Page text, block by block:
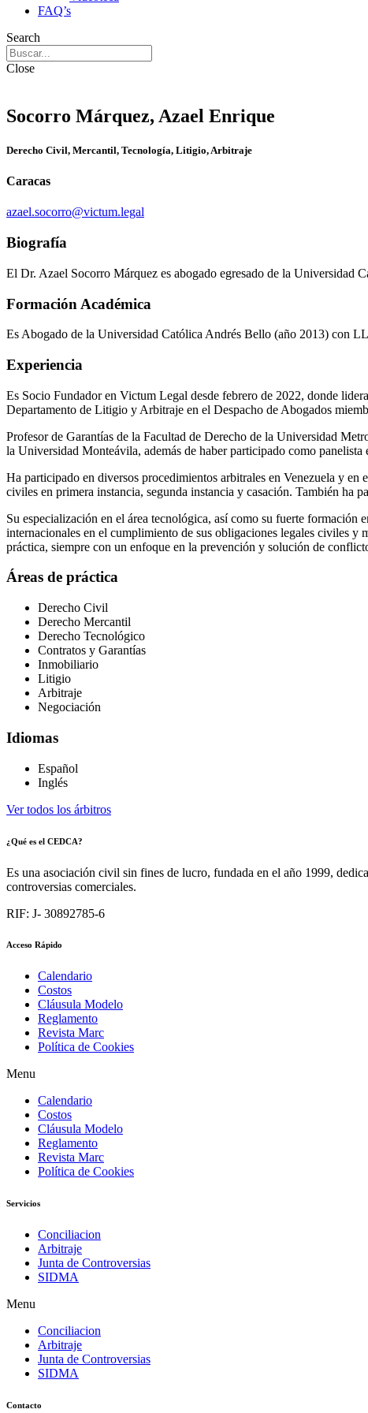
FAQ’s
Search
Close
Socorro Márquez, Azael Enrique
Derecho Civil, Mercantil, Tecnología, Litigio, Arbitraje
Caracas
azael.socorro@victum.legal
Biografía
El Dr. Azael Socorro Márquez es abogado egresado de la
Formación Académica
Es Abogado de la Universidad Católica Andrés Bello (año 2013) con
Experiencia
Es Socio Fundador en Victum Legal desde febrero de 2022, donde
Departamento de Litigio y Arbitraje en el Despacho de Abogados
Profesor de Garantías de la Facultad de Derecho de la Universidad
la Universidad Monteávila, además de haber participado como
Ha participado en diversos procedimientos arbitrales en Venezuela y
civiles en primera instancia, segunda instancia y casación. También ha
Su especialización en el área tecnológica, así como su fuerte
internacionales en el cumplimiento de sus obligaciones legales civiles y
práctica, siempre con un enfoque en la prevención y solución de
Áreas de práctica
Derecho Civil
Derecho Mercantil
Derecho Tecnológico
Contratos y Garantías
Inmobiliario
Litigio
Arbitraje
Negociación
Idiomas
Español
Inglés
Ver todos los árbitros
¿Qué es el CEDCA?
Es una asociación civil sin fines de lucro, fundada en el año 1999,
controversias comerciales.
RIF: J- 30892785-6
Acceso Rápido
Calendario
Costos
Cláusula Modelo
Reglamento
Revista Marc
Política de Cookies
Menu
Calendario
Costos
Cláusula Modelo
Reglamento
Revista Marc
Política de Cookies
Servicios
Conciliacion
Arbitraje
Junta de Controversias
SIDMA
Menu
Conciliacion
Arbitraje
Junta de Controversias
SIDMA
Contacto